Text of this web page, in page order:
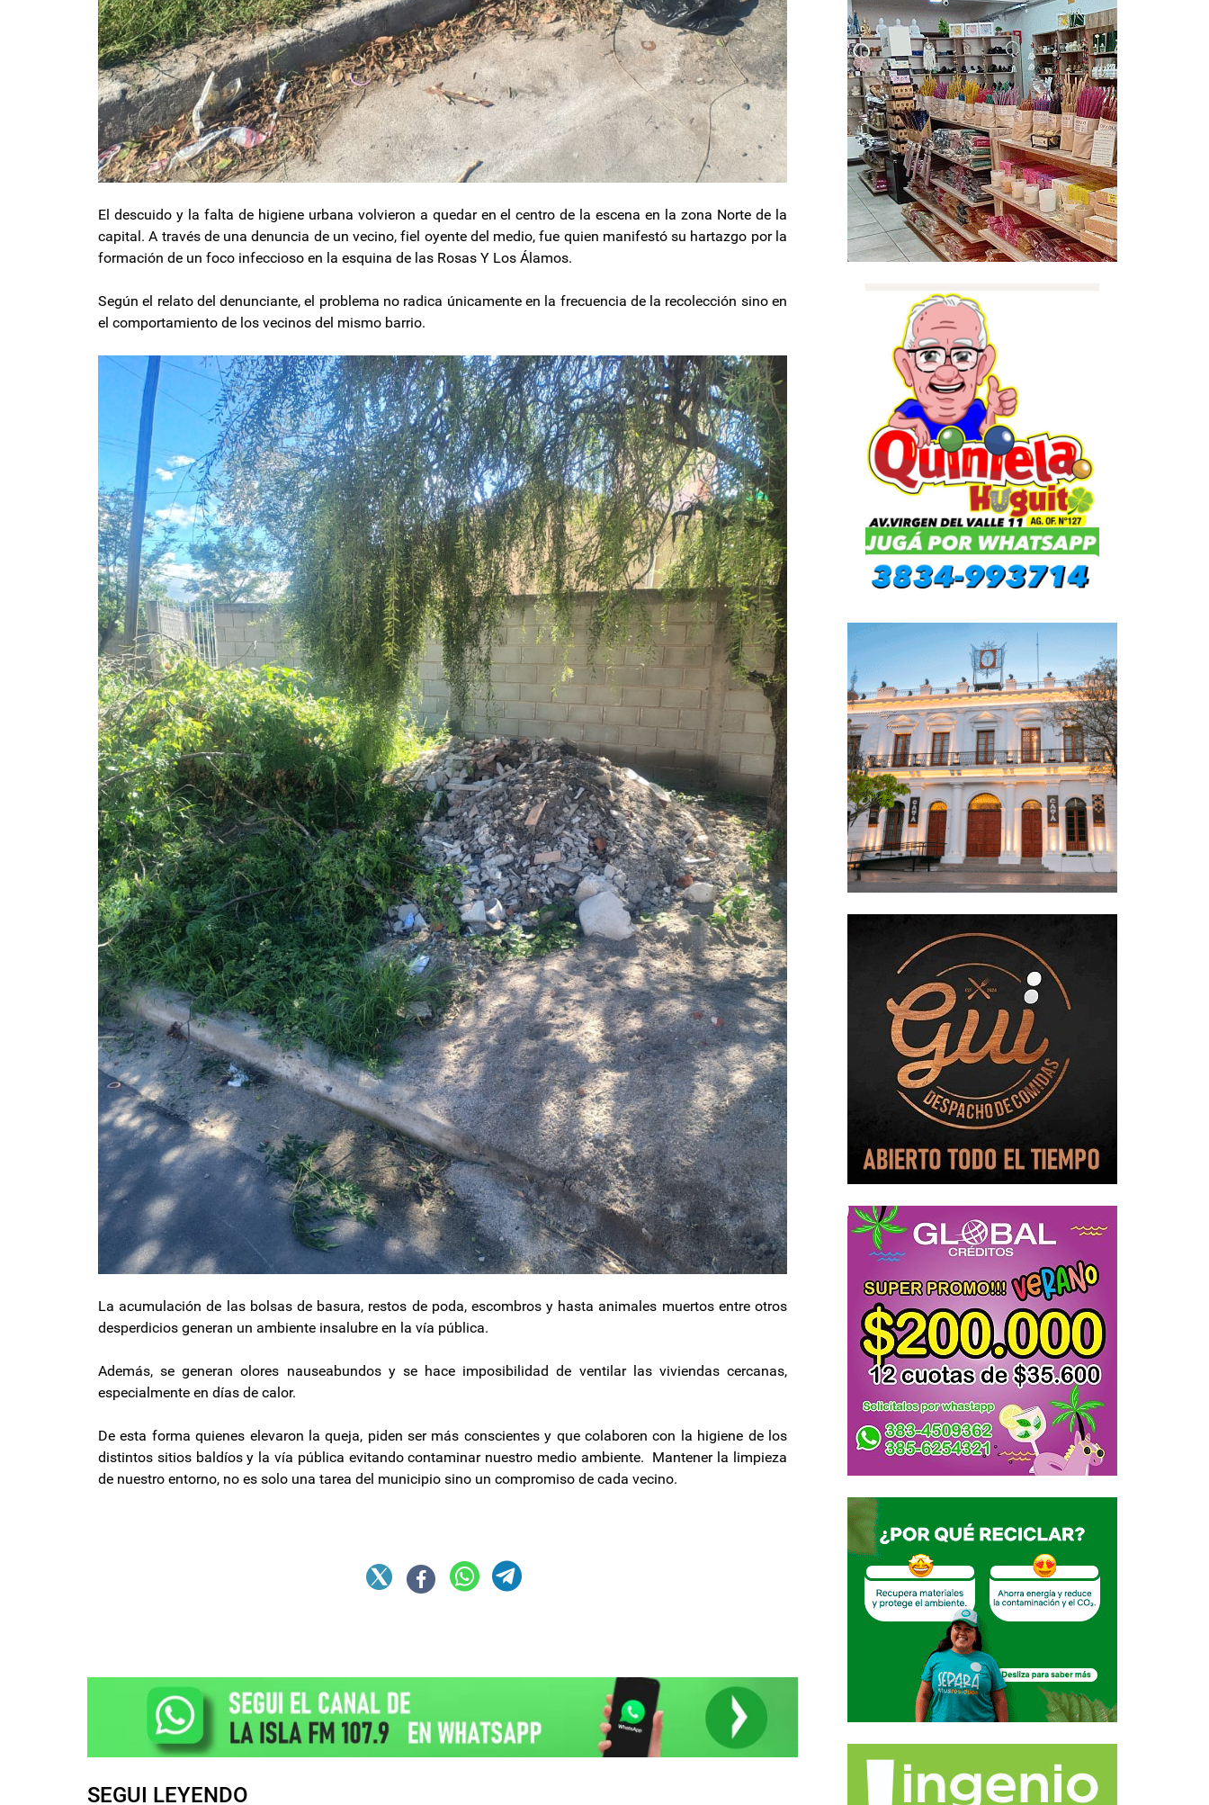
El descuido y la falta de higiene urbana volvieron a quedar en el centro de la escena en la zona Norte de la
capital. A través de una denuncia de un vecino, fiel oyente del medio, fue quien manifestó su hartazgo por la
formación de un foco infeccioso en la esquina de las Rosas Y Los Álamos.
Según el relato del denunciante, el problema no radica únicamente en la frecuencia de la recolección sino en
el comportamiento de los vecinos del mismo barrio.
La acumulación de las bolsas de basura, restos de poda, escombros y hasta animales muertos entre otros
desperdicios generan un ambiente insalubre en la vía pública.
Además, se generan olores nauseabundos y se hace imposibilidad de ventilar las viviendas cercanas,
especialmente en días de calor.
De esta forma quienes elevaron la queja, piden ser más conscientes y que colaboren con la higiene de los
distintos sitios baldíos y la vía pública evitando contaminar nuestro medio ambiente. Mantener la limpieza
de nuestro entorno, no es solo una tarea del municipio sino un compromiso de cada vecino.
SEGUI LEYENDO